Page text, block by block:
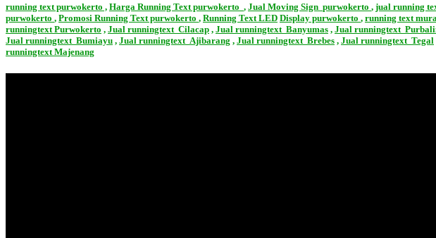
running text purwokerto , Harga Running Text purwokerto , Jual Moving Sign purwokerto , jual running
purwokerto , Promosi Running Text purwokerto , Running Text LED Display purwokerto , running text
runningtext Purwokerto , Jual runningtext Cilacap , Jual runningtext Banyumas , Jual runningtext
Jual runningtext Bumiayu , Jual runningtext Ajibarang , Jual runningtext Brebes , Jual runningtext Tegal
runningtext Majenang